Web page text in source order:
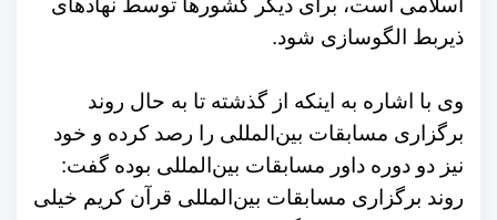
اسلامی است، برای دیگر کشورها توسط نهادهای
ذیربط الگوسازی شود.
وی با اشاره به اینکه از گذشته تا به حال روند
برگزاری مسابقات بین‌المللی را رصد کرده و خود
نیز دو دوره داور مسابقات بین‌المللی بوده گفت:
روند برگزاری مسابقات بین‌المللی قرآن کریم خیلی